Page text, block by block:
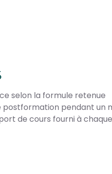
selon la formule retenue
postformation pendant un
de cours fourni à